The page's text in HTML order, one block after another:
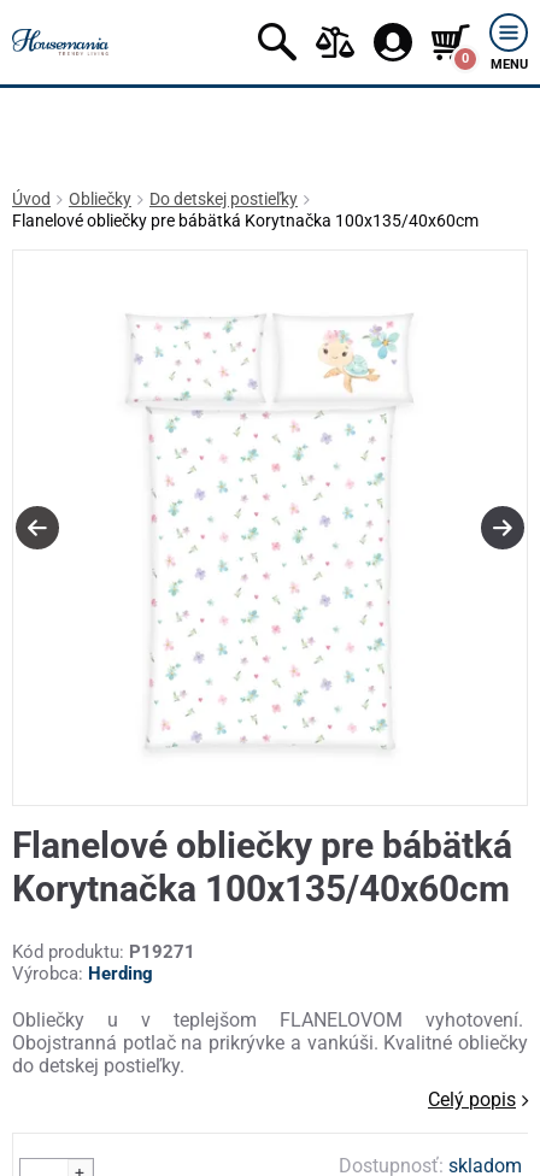
0 MENU
Úvod Obliečky
Do detskej postieľky
Flanelové obliečky pre bábätká Korytnačka 100x135/40x60cm
Flanelové obliečky pre bábätká
Korytnačka 100x135/40x60cm
Kód produktu: P19271
Výrobca: Herding
Obliečky u v teplejšom FLANELOVOM vyhotovení.
Obojstranná potlač na prikrývke a vankúši. Kvalitné obliečky
do detskej postieľky.
Celý popis
Dostupnosť:skladom